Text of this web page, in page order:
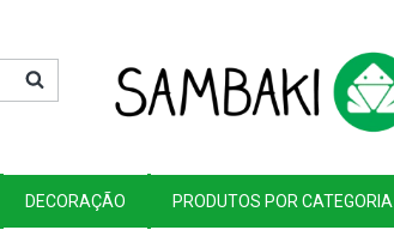
DECORAÇÃO PRODUTOS POR CATEGORIA